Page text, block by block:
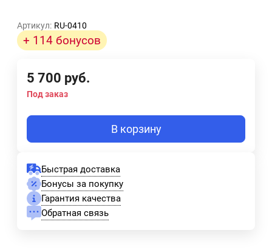
Артикул: RU-0410
+ 114 бонусов
5 700 руб.
Под заказ
В корзину
Быстрая доставка
Бонусы за покупку
Гарантия качества
Обратная связь